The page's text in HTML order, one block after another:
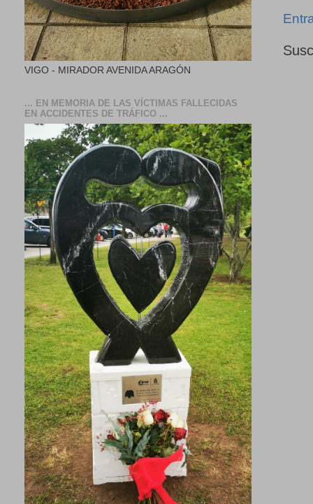
VIGO - MIRADOR AVENIDA ARAGÓN
... EN MEMORIA DE LAS VÍCTIMAS FALLECIDAS
EN ACCIDENTES DE TRÁFICO ...